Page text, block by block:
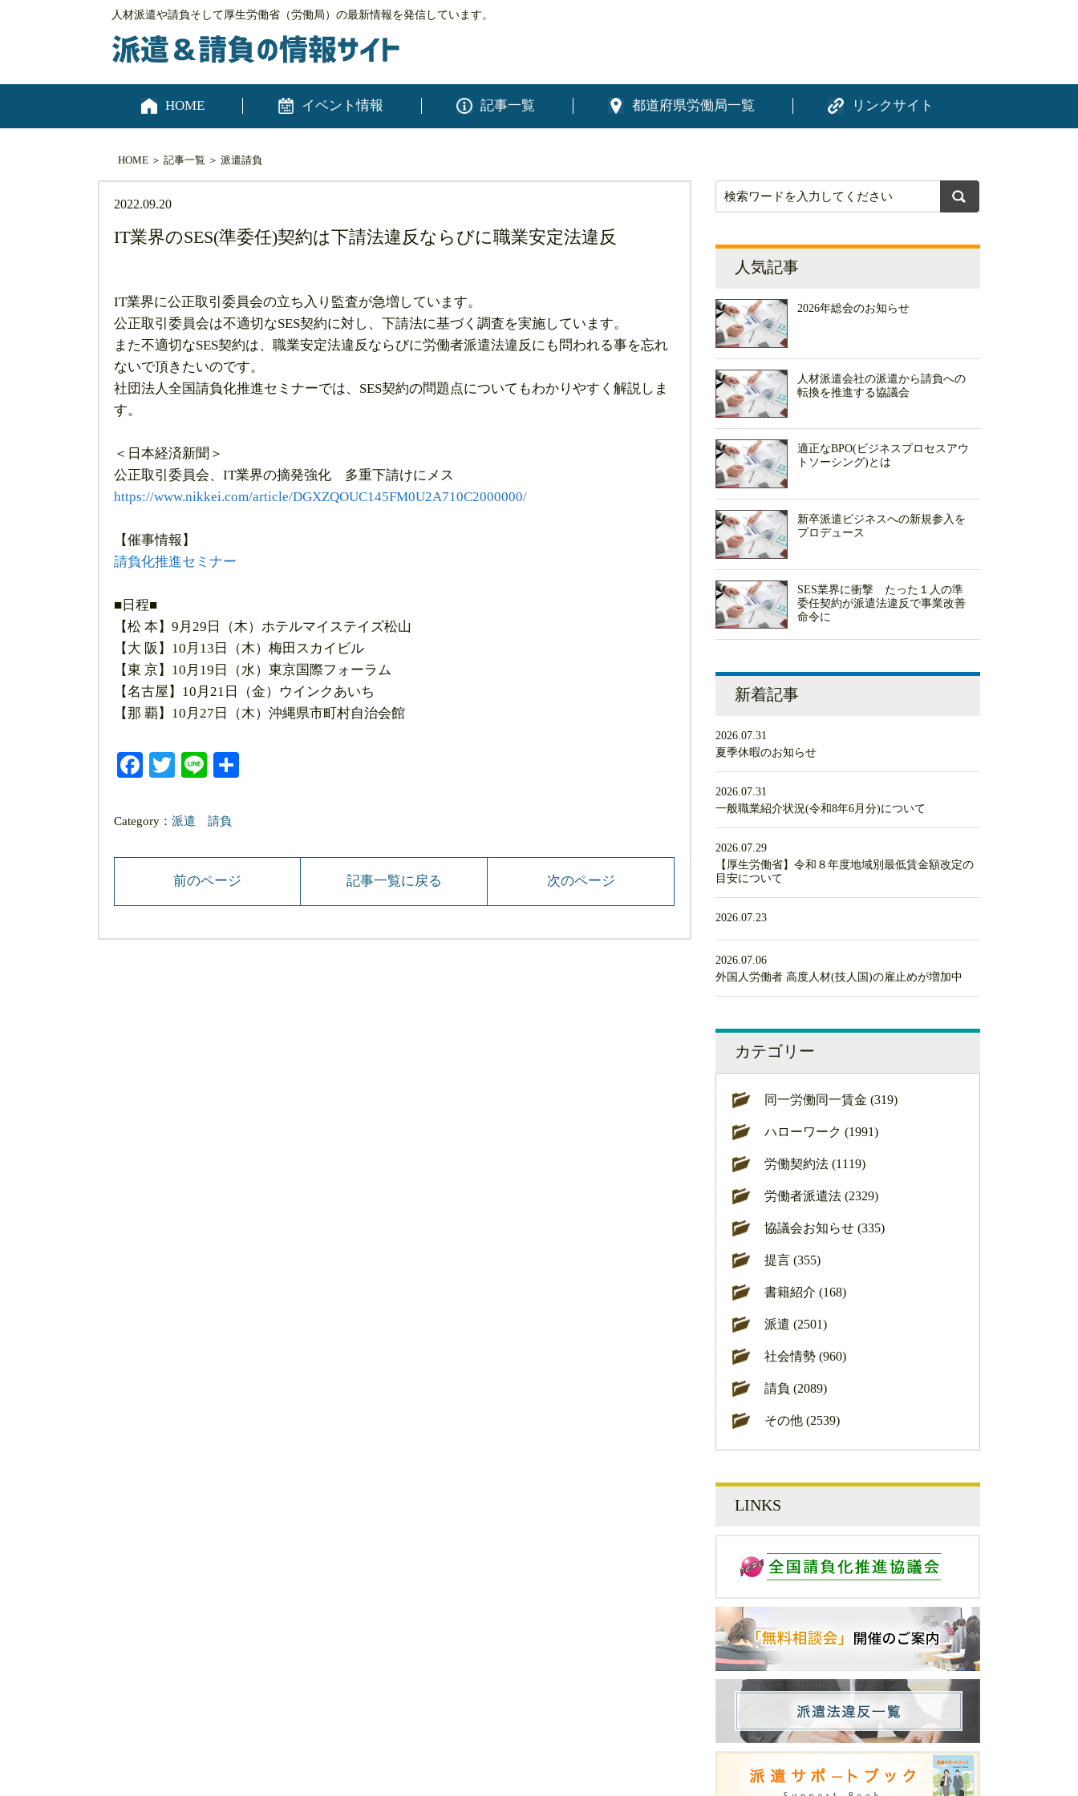
人材派遣や請負そして厚生労働省（労働局）の最新情報を発信しています。
HOME イベント情報 記事一覧 都道府県労働局一覧 リンクサイト
HOME ＞ 記事一覧 ＞ 派遣請負
2022.09.20
IT業界のSES(準委任)契約は下請法違反ならびに職業安定法違反
IT業界に公正取引委員会の立ち入り監査が急増しています。
公正取引委員会は不適切なSES契約に対し、下請法に基づく調査を実施しています。
また不適切なSES契約は、職業安定法違反ならびに労働者派遣法違反にも問われる事を忘れ
ないで頂きたいのです。
社団法人全国請負化推進セミナーでは、SES契約の問題点についてもわかりやすく解説しま
す。
＜日本経済新聞＞
公正取引委員会、IT業界の摘発強化 多重下請けにメス
https://www.nikkei.com/article/DGXZQOUC145FM0U2A710C2000000/
【催事情報】
請負化推進セミナー
■日程■
【松 本】9月29日（木）ホテルマイステイズ松山
【大 阪】10月13日（木）梅田スカイビル
【東 京】10月19日（水）東京国際フォーラム
【名古屋】10月21日（金）ウインクあいち
【那 覇】10月27日（木）沖縄県市町村自治会館
Facebook
Twitter
Line
Category： 派遣 請負
前のページ 記事一覧に戻る 次のページ
人気記事
2026年総会のお知らせ
人材派遣会社の派遣から請負への
転換を推進する協議会
適正なBPO(ビジネスプロセスアウ
トソーシング)とは
新卒派遣ビジネスへの新規参入を
プロデュース
SES業界に衝撃 たった１人の準
委任契約が派遣法違反で事業改善
命令に
新着記事
2026.07.31
夏季休暇のお知らせ
2026.07.31
一般職業紹介状況(令和8年6月分)について
2026.07.29
【厚生労働省】令和８年度地域別最低賃金額改定の
目安について
2026.07.23
2026.07.06
外国人労働者 高度人材(技人国)の雇止めが増加中
カテゴリー
同一労働同一賃金 (319)
ハローワーク (1991)
労働契約法 (1119)
労働者派遣法 (2329)
協議会お知らせ (335)
提言 (355)
書籍紹介 (168)
派遣 (2501)
社会情勢 (960)
請負 (2089)
その他 (2539)
LINKS